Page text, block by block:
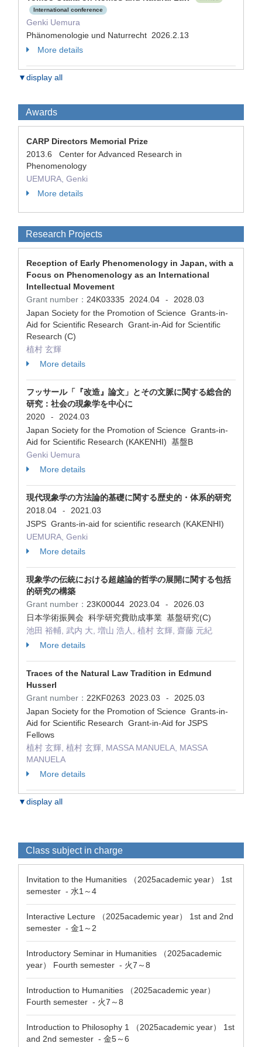
International conference
Genki Uemura
Phänomenologie und Naturrecht 2026.2.13
More details
▼display all
Awards
CARP Directors Memorial Prize
2013.6 Center for Advanced Research in
Phenomenology
UEMURA, Genki
More details
Research Projects
Reception of Early Phenomenology in Japan, with a
Focus on Phenomenology as an International
Intellectual Movement
Grant number： 24K03335 2024.04 -
2028.03
Japan Society for the Promotion of Science Grants-in-
Aid for Scientific Research Grant-in-Aid for Scientific
Research (C)
植村 玄輝
More details
フッサール「『改造』論文」とその文脈に関する総合的
研究：社会の現象学を中心に
2020
-
2024.03
Japan Society for the Promotion of Science Grants-in-
Aid for Scientific Research (KAKENHI) 基盤B
Genki Uemura
More details
現代現象学の方法論的基礎に関する歴史的・体系的研究
2018.04
-
2021.03
JSPS Grants-in-aid for scientific research (KAKENHI)
UEMURA, Genki
More details
現象学の伝統における超越論的哲学の展開に関する包括
的研究の構築
Grant number： 23K00044 2023.04 -
2026.03
日本学術振興会 科学研究費助成事業 基盤研究(C)
池田 裕輔, 武内 大, 増山 浩人, 植村 玄輝, 齋藤 元紀
More details
Traces of the Natural Law Tradition in Edmund
Husserl
Grant number： 22KF0263 2023.03 -
2025.03
Japan Society for the Promotion of Science Grants-in-
Aid for Scientific Research Grant-in-Aid for JSPS
Fellows
植村 玄輝, 植村 玄輝, MASSA MANUELA, MASSA
MANUELA
More details
▼display all
Class subject in charge
Invitation to the Humanities （2025academic year） 1st
semester - 水1～4
Interactive Lecture （2025academic year） 1st and 2nd
semester - 金1～2
Introductory Seminar in Humanities （2025academic
year） Fourth semester - 火7～8
Introduction to Humanities （2025academic year）
Fourth semester - 火7～8
Introduction to Philosophy 1 （2025academic year） 1st
and 2nd semester - 金5～6